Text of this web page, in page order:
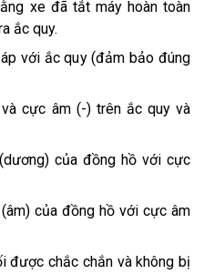
xe đã tắt máy hoàn toàn
ắc quy.
với ắc quy (đảm bảo đúng
cực âm (-) trên ắc quy và
của đồng hồ với cực
của đồng hồ với cực âm
được chắc chắn và không bị